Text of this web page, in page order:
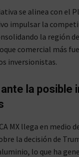
se alinea con el
impulsar la
la región
comercial más
inversionistas.
la posible
MX llega en medio
la decisión de
lo que ha